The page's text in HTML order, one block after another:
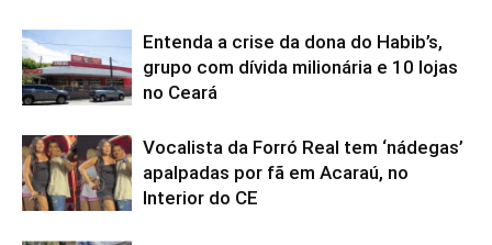
Entenda a crise da dona do Habib’s,
grupo com dívida milionária e 10 lojas
no Ceará
Vocalista da Forró Real tem ‘nádegas’
apalpadas por fã em Acaraú, no
Interior do CE